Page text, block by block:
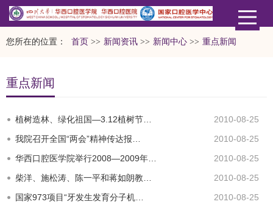
您所在的位置： 首页 >> 新闻资讯 >> 新闻中心 >> 重点新闻
重点新闻
植树造林、绿化祖国—3.12植树节…
2010-08-25
我院召开全国“两会”精神传达报…
2010-08-25
华西口腔医学院举行2008—2009年…
2010-08-25
柴洋、施松涛、陈一平和蒋如朗教…
2010-08-25
国家973项目“牙发生发育分子机…
2010-08-25